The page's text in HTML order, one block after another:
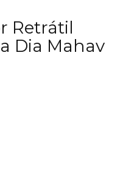
Retrátil
Dia Mahav